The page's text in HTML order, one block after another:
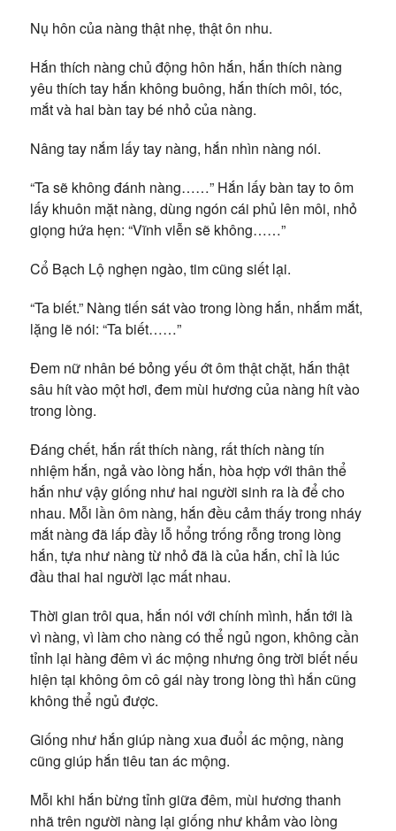
Nụ hôn của nàng thật nhẹ, thật ôn nhu.
Hắn thích nàng chủ động hôn hắn, hắn thích nàng
yêu thích tay hắn không buông, hắn thích môi, tóc,
mắt và hai bàn tay bé nhỏ của nàng.
Nâng tay nắm lấy tay nàng, hắn nhìn nàng nói.
“Ta sẽ không đánh nàng……” Hắn lấy bàn tay to ôm
lấy khuôn mặt nàng, dùng ngón cái phủ lên môi, nhỏ
giọng hứa hẹn: “Vĩnh viễn sẽ không……”
Cổ Bạch Lộ nghẹn ngào, tim cũng siết lại.
“Ta biết.” Nàng tiến sát vào trong lòng hắn, nhắm mắt,
lặng lẽ nói: “Ta biết……”
Đem nữ nhân bé bỏng yếu ớt ôm thật chặt, hắn thật
sâu hít vào một hơi, đem mùi hương của nàng hít vào
trong lòng.
Đáng chết, hắn rất thích nàng, rất thích nàng tín
nhiệm hắn, ngả vào lòng hắn, hòa hợp với thân thể
hắn như vậy giống như hai người sinh ra là để cho
nhau. Mỗi lần ôm nàng, hắn đều cảm thấy trong nháy
mắt nàng đã lấp đầy lỗ hổng trống rỗng trong lòng
hắn, tựa như nàng từ nhỏ đã là của hắn, chỉ là lúc
đầu thai hai người lạc mất nhau.
Thời gian trôi qua, hắn nói với chính mình, hắn tới là
vì nàng, vì làm cho nàng có thể ngủ ngon, không cần
tỉnh lại hàng đêm vì ác mộng nhưng ông trời biết nếu
hiện tại không ôm cô gái này trong lòng thì hắn cũng
không thể ngủ được.
Giống như hắn giúp nàng xua đuổi ác mộng, nàng
cũng giúp hắn tiêu tan ác mộng.
Mỗi khi hắn bừng tỉnh giữa đêm, mùi hương thanh
nhã trên người nàng lại giống như khảm vào lòng